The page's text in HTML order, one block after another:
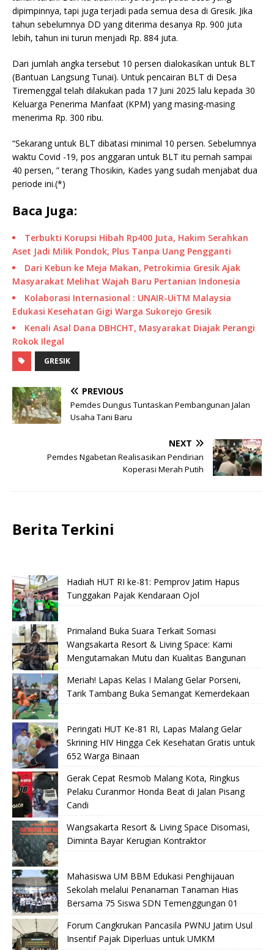
dipimpinnya, tapi juga terjadi pada semua desa di Gresik. Jika
tahun sebelumnya DD yang diterima desanya Rp. 900 juta
lebih, tahun ini turun menjadi Rp. 884 juta.
Dari jumlah angka tersebut 10 persen dialokasikan untuk BLT
(Bantuan Langsung Tunai). Untuk pencairan BLT di Desa
Tiremenggal telah dilakukan pada 17 Juni 2025 lalu kepada 30
Keluarga Penerima Manfaat (KPM) yang masing-masing
menerima Rp. 300 ribu.
“Sekarang untuk BLT dibatasi minimal 10 persen. Sebelumnya
waktu Covid -19, pos anggaran untuk BLT itu pernah sampai
40 persen, ” terang Thosikin, Kades yang sudah menjabat dua
periode ini.(*)
Baca Juga:
Terbukti Korupsi Hibah Rp400 Juta, Hakim Serahkan
Aset Jadi Milik Pondok, Plus Tanpa Uang Pengganti
Dari Kebun ke Meja Makan, Petrokimia Gresik Ajak
Masyarakat Melihat Wajah Baru Pertanian Indonesia
Kolaborasi Internasional : UNAIR-UiTM Malaysia
Edukasi Kesehatan Gigi Warga Sukorejo Gresik
Kenali Asal Dana DBHCHT, Masyarakat Diajak Perangi
Rokok Ilegal
GRESIK
PREVIOUS
Pemdes Dungus Tuntaskan Pembangunan Jalan
Usaha Tani Baru
NEXT
Pemdes Ngabetan Realisasikan Pendirian
Koperasi Merah Putih
Berita Terkini
Hadiah HUT RI ke-81: Pemprov Jatim Hapus
Tunggakan Pajak Kendaraan Ojol
Primaland Buka Suara Terkait Somasi
Wangsakarta Resort & Living Space: Kami
Mengutamakan Mutu dan Kualitas Bangunan
Meriah! Lapas Kelas I Malang Gelar Porseni,
Tarik Tambang Buka Semangat Kemerdekaan
Peringati HUT Ke-81 RI, Lapas Malang Gelar
Skrining HIV Hingga Cek Kesehatan Gratis untuk
652 Warga Binaan
Gerak Cepat Resmob Malang Kota, Ringkus
Pelaku Curanmor Honda Beat di Jalan Pisang
Candi
Wangsakarta Resort & Living Space Disomasi,
Diminta Bayar Kerugian Kontraktor
Mahasiswa UM BBM Edukasi Penghijauan
Sekolah melalui Penanaman Tanaman Hias
Bersama 75 Siswa SDN Temenggungan 01
Forum Cangkrukan Pancasila PWNU Jatim Usul
Insentif Pajak Diperluas untuk UMKM